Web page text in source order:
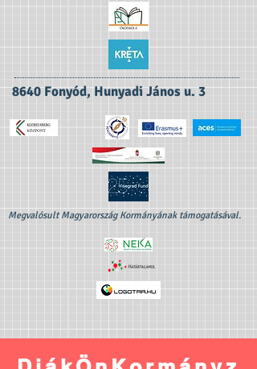
8640 Fonyód, Hunyadi János u. 3
Megvalósult Magyarország Kormányának támogatásával.